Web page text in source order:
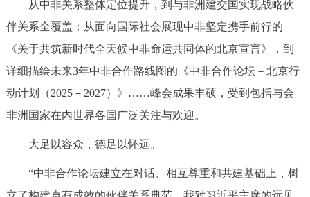
从中非关系整体定位提升，到与非洲建交国实现战略伙
伴关系全覆盖；从面向国际社会展现中非坚定携手前行的
《关于共筑新时代全天候中非命运共同体的北京宣言》，到
详细描绘未来3年中非合作路线图的《中非合作论坛－北京行
动计划（2025－2027）》……峰会成果丰硕，受到包括与会
非洲国家在内世界各国广泛关注与欢迎。
大足以容众，德足以怀远。
“中非合作论坛建立在对话、相互尊重和共建基础上，树